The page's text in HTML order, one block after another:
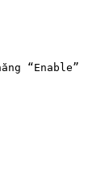
“Enable”